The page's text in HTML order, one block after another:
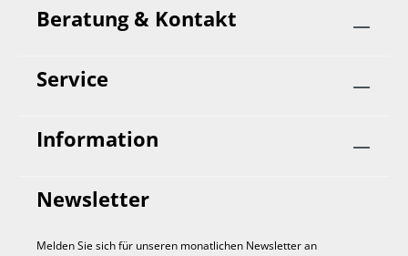
Beratung & Kontakt
Service
Information
Newsletter
Melden Sie sich für unseren monatlichen Newsletter an